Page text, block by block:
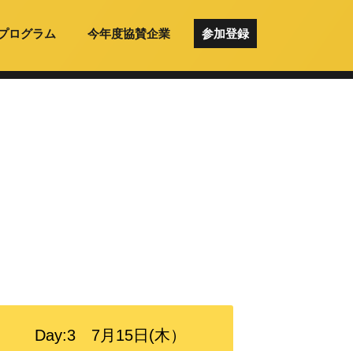
ログラム 今年度協賛企業 参加登録
Day:3 7月15日(木）